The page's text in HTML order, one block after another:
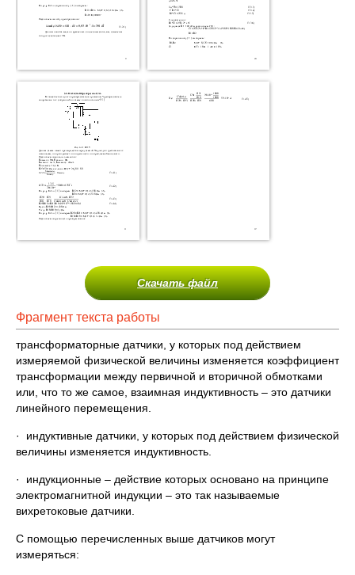
Скачать файл
Фрагмент текста работы
трансформаторные датчики, у которых под действием
измеряемой физической величины изменяется коэффициент
трансформации между первичной и вторичной обмотками
или, что то же самое, взаимная индуктивность – это датчики
линейного перемещения.
· индуктивные датчики, у которых под действием физической
величины изменяется индуктивность.
· индукционные – действие которых основано на принципе
электромагнитной индукции – это так называемые
вихретоковые датчики.
С помощью перечисленных выше датчиков могут
измеряться: